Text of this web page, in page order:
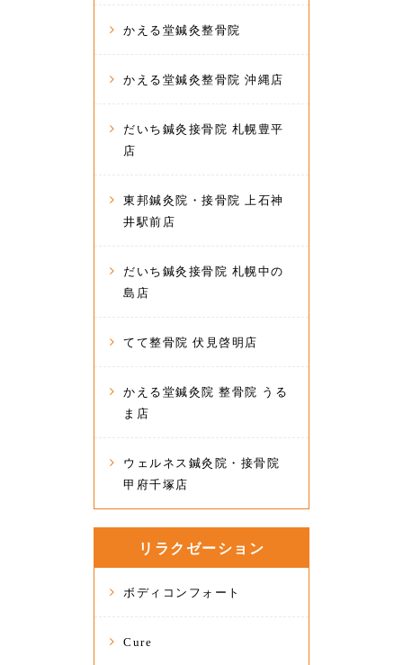
かえる堂鍼灸整骨院
かえる堂鍼灸整骨院 沖縄店
だいち鍼灸接骨院 札幌豊平
店
東邦鍼灸院・接骨院 上石神
井駅前店
だいち鍼灸接骨院 札幌中の
島店
てて整骨院 伏見啓明店
かえる堂鍼灸院 整骨院 うる
ま店
ウェルネス鍼灸院・接骨院
甲府千塚店
リラクゼーション
ボディコンフォート
Cure